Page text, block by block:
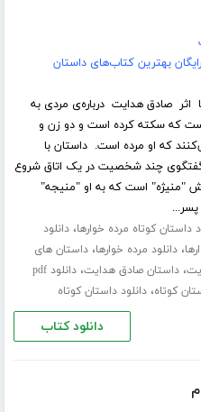
رایگان بهترین کتاب‌های داستان
اثر صادق هدایت درباره‌ی مردی به
که سکته کرده است و دو زن و
که او مرده است. داستان با
چند شخصیت در یک اتاق شروع
"منیژه" است که به او "منیجه"
داستان کوتاه مرده خوارها،دانلود
،دانلود مرده خوارها،داستان های
،داستان صادق هدایت،
دانلود pdf
کوتاه،دانلود داستان کوتاه
دانلود کتاب